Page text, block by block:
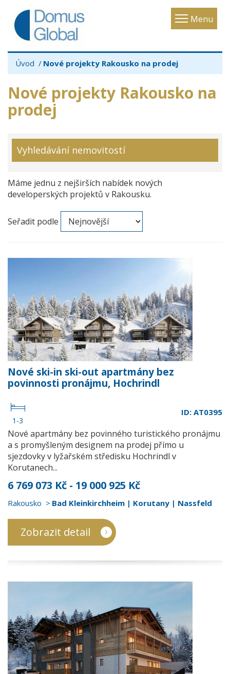
Menu
Toggle
Úvod Nové projekty Rakousko na prodej
Nové projekty Rakousko na
prodej
Vyhledávání nemovitostí
Máme jednu z nejširších nabídek nových
developerských projektů v Rakousku.
Seřadit podle
Nové ski-in ski-out apartmány bez
povinnosti pronájmu, Hochrindl
1-3
ID: AT0395
Nové apartmány bez povinného turistického pronájmu
a s promyšleným designem na prodej přímo u
sjezdovky v lyžařském středisku Hochrindl v
Korutanech...
6 769 073 Kč - 19 000 925 Kč
Rakousko Bad Kleinkirchheim | Korutany | Nassfeld
Zobrazit detail